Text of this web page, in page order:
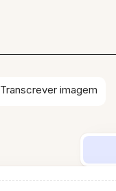
Transcrever imagem